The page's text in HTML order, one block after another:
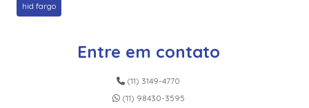
Fargo C50 Color Ribbon – Ymcko – 100 Prints
hid fargo
Entre em contato
(11) 3149-4770
(11) 98430-3595